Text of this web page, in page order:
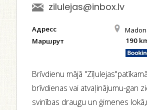
zilulejas@inbox.lv
Адресс
Маршрут 190
Brīvdienu mājā
brīvdienas vai atvaļinājumu-gan
svinības draugu un ģimenes